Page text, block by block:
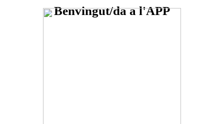
Benvingut/da a l'APP